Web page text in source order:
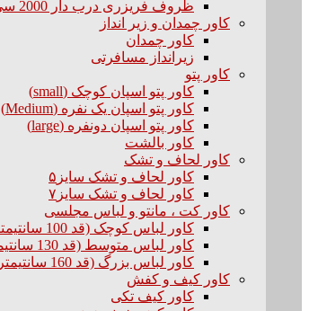
ظروف فریزری درب دار 2000 سی سی
کاور چمدان و زیر انداز
کاور چمدان
زیرانداز مسافرتی
کاور پتو
کاور پتو اسپان کوچک (small)
کاور پتو اسپان یک نفره (Medium)
کاور پتو اسپان دونفره (large)
کاور بالشت
کاور لحاف و تشک
کاور لحاف و تشک سایز۵
کاور لحاف و تشک سایز۷
کاور کت ، مانتو و لباس مجلسی
کاور لباس کوچک (قد 100 سانتیمتر)
کاور لباس متوسط (قد 130 سانتیمتر)
کاور لباس بزرگ (قد 160 سانتیمتر)
کاور کیف و کفش
کاور کیف تکی